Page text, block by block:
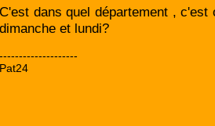
C'est dans quel département , c'est
dimanche et lundi?
--------------------
Pat24